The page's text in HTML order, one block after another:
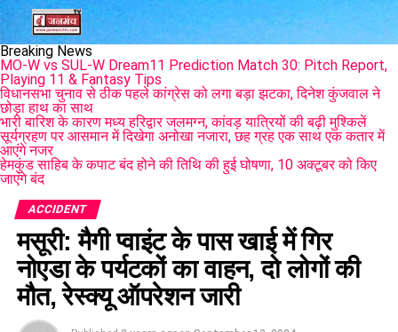
Breaking News
MO-W vs SUL-W Dream11 Prediction Match 30: Pitch Report,
Playing 11 & Fantasy Tips
विधानसभा चुनाव से ठीक पहले कांग्रेस को लगा बड़ा झटका, दिनेश कुंजवाल ने
छोड़ा हाथ का साथ
भारी बारिश के कारण मध्य हरिद्वार जलमग्न, कांवड़ यात्रियों की बढ़ी मुश्किलें
सूर्यग्रहण पर आसमान में दिखेगा अनोखा नजारा, छह ग्रह एक साथ एक कतार में
आएंगे नजर
हेमकुंड साहिब के कपाट बंद होने की तिथि की हुई घोषणा, 10 अक्टूबर को किए
जाएंंगे बंद
ACCIDENT
मसूरी: मैगी प्वाइंट के पास खाई में गिर
नोएडा के पर्यटकों का वाहन, दो लोगों की
मौत, रेस्क्यू ऑपरेशन जारी